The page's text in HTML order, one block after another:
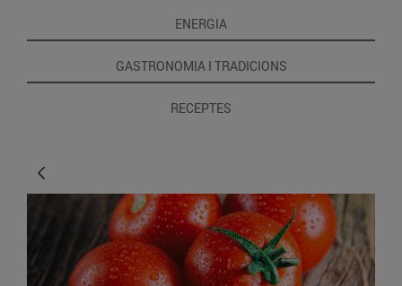
ENERGIA
GASTRONOMIA I TRADICIONS
RECEPTES